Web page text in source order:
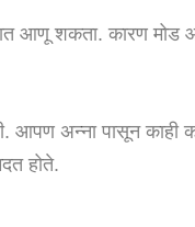
आणू शकता. कारण मोड
आपण अन्ना पासून
होते.